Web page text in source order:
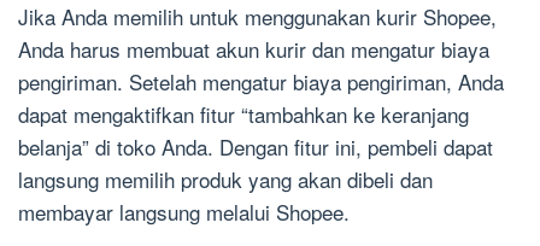
Jika Anda memilih untuk menggunakan kurir Shopee,
Anda harus membuat akun kurir dan mengatur biaya
pengiriman. Setelah mengatur biaya pengiriman, Anda
dapat mengaktifkan fitur “tambahkan ke keranjang
belanja” di toko Anda. Dengan fitur ini, pembeli dapat
langsung memilih produk yang akan dibeli dan
membayar langsung melalui Shopee.